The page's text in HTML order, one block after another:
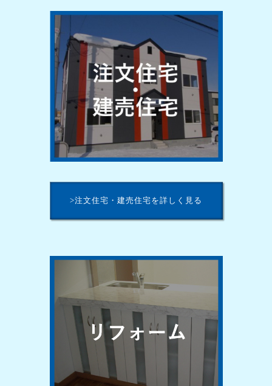
>注文住宅・建売住宅を詳しく見る